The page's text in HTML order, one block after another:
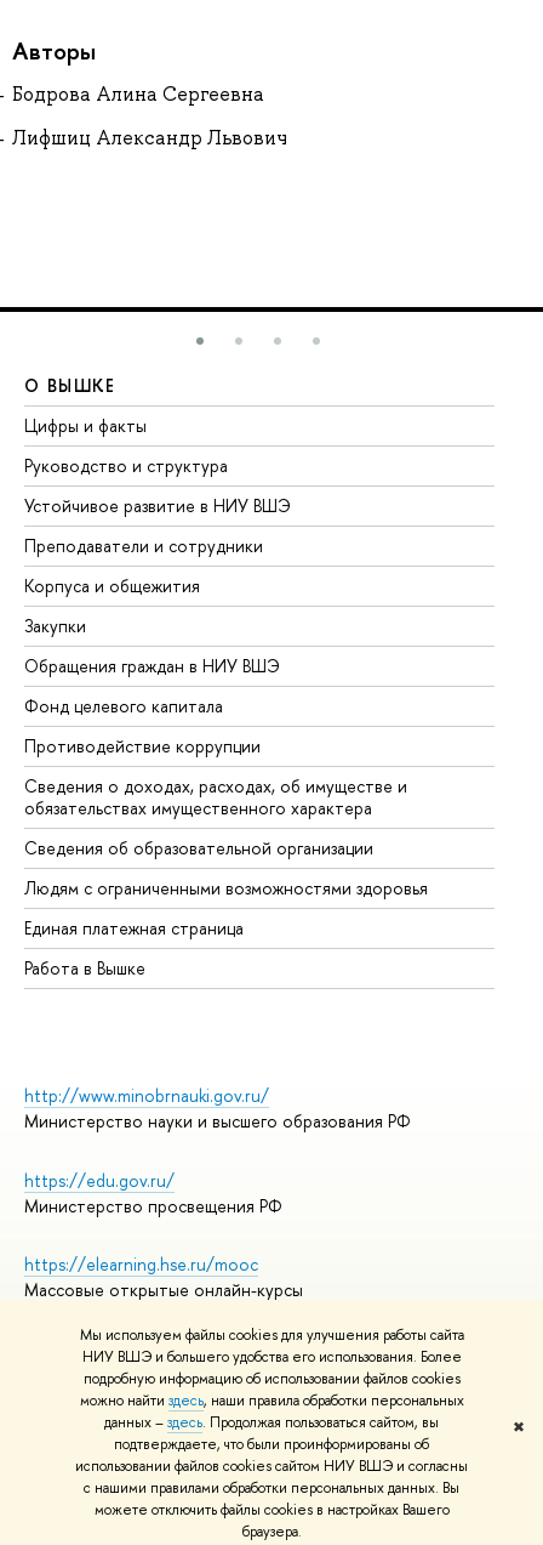
Мы используем файлы cookies для улучшения работы сайта
НИУ ВШЭ и большего удобства его использования. Более
подробную информацию об использовании файлов cookies
можно найти здесь, наши правила обработки персональных
данных –здесь. Продолжая пользоваться сайтом, вы
подтверждаете, что были проинформированы об
использовании файлов cookies сайтом НИУ ВШЭ и согласны
с нашими правилами обработки персональных данных. Вы
можете отключить файлы cookies в настройках Вашего
браузера.
✖
Авторы
Бодрова Алина Сергеевна
Лифшиц Александр Львович
О ВЫШКЕ
Цифры и факты
Руководство и структура
Устойчивое развитие в НИУ ВШЭ
Преподаватели и сотрудники
Корпуса и общежития
Закупки
Обращения граждан в НИУ ВШЭ
Фонд целевого капитала
Противодействие коррупции
Сведения о доходах, расходах, об имуществе и
обязательствах имущественного характера
Сведения об образовательной организации
Людям с ограниченными возможностями здоровья
Единая платежная страница
Работа в Вышке
http://www.minobrnauki.gov.ru/
Министерство науки и высшего образования РФ
https://edu.gov.ru/
Министерство просвещения РФ
https://elearning.hse.ru/mooc
Массовые открытые онлайн-курсы
© НИУ ВШЭ 1993–2026
Адреса и контакты
Условия использования материалов
Политика конфиденциальности
Правила применения рекомендательных технологий в НИУ ВШЭ
Карта сайта